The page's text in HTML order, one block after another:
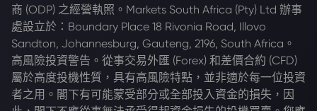
商 (ODP) 之經營執照。Markets South Africa (Pty) Ltd 辦事
處設立於：Boundary Place 18 Rivonia Road, Illovo
Sandton, Johannesburg, Gauteng, 2196, South Africa。
高風險投資警告。從事交易外匯 (Forex) 和差價合約 (CFD)
屬於高度投機性質，具有高風險特點，並非適於每一位投資
者之用。閣下有可能蒙受部分或全部投入資金的損失，因